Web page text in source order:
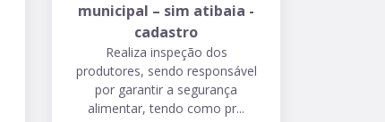
municipal – sim atibaia -
cadastro
Realiza inspeção dos
produtores, sendo responsável
por garantir a segurança
alimentar, tendo como pr...